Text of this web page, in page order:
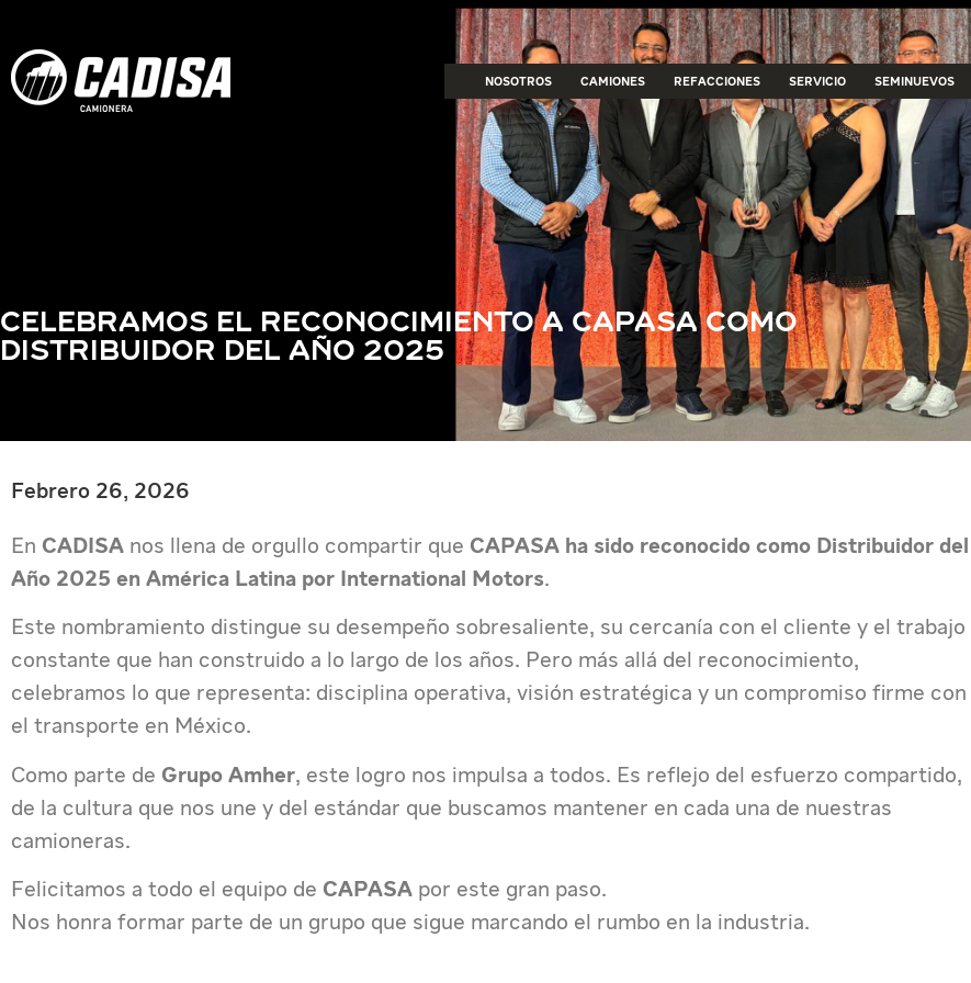
NOSOTROS CAMIONES REFACCIONES SERVICIO SEMINUEVOS
CELEBRAMOS EL RECONOCIMIENTO A CAPASA COMO
DISTRIBUIDOR DEL AÑO 2025
Febrero 26, 2026
En CADISA nos llena de orgullo compartir que CAPASA ha sido reconocido como Distribuidor del
Año 2025 en América Latina por International Motors.
Este nombramiento distingue su desempeño sobresaliente, su cercanía con el cliente y el trabajo
constante que han construido a lo largo de los años. Pero más allá del reconocimiento,
celebramos lo que representa: disciplina operativa, visión estratégica y un compromiso firme con
el transporte en México.
Como parte de Grupo Amher, este logro nos impulsa a todos. Es reflejo del esfuerzo compartido,
de la cultura que nos une y del estándar que buscamos mantener en cada una de nuestras
camioneras.
Felicitamos a todo el equipo de CAPASA por este gran paso.
Nos honra formar parte de un grupo que sigue marcando el rumbo en la industria.